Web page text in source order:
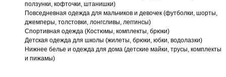
ползунки, кофточки, штанишки)
Повседневная одежда для мальчиков и девочек (футболки, шорты,
джемперы, толстовки, лонгсливы, леггинсы)
Спортивная одежда (Костюмы, комплекты, брюки)
Детская одежда для школы (жилеты, брюки, юбки, водолазки)
Нижнее белье и одежда для дома (детские майки, трусы, комплекты
и пижамы)